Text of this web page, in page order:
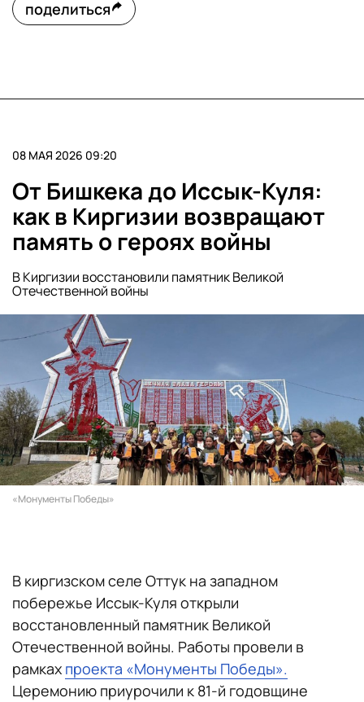
поделиться
08 МАЯ 2026 09:20
От Бишкека до Иссык-Куля:
как в Киргизии возвращают
память о героях войны
В Киргизии восстановили памятник Великой
Отечественной войны
«Монументы Победы»
В киргизском селе Оттук на западном
побережье Иссык-Куля открыли
восстановленный памятник Великой
Отечественной войны. Работы провели в
рамках проекта «Монументы Победы».
Церемонию приурочили к 81-й годовщине